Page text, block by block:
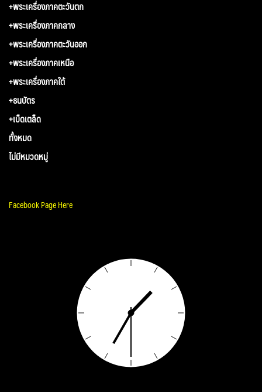
+พระเครื่องภาคตะวันตก
+พระเครื่องภาคกลาง
+พระเครื่องภาคตะวันออก
+พระเครื่องภาคเหนือ
+พระเครื่องภาคใต้
+ธนบัตร
+เบ็ดเตล็ด
ทั้งหมด
ไม่มีหมวดหมู่
Facebook Page Here